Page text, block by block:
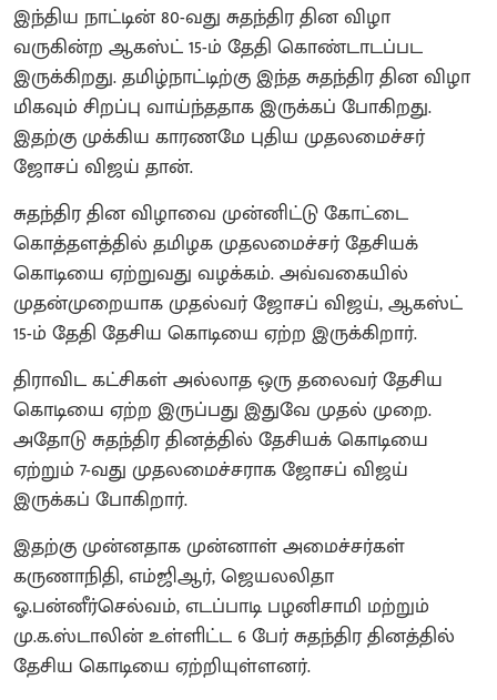
இந்திய நாட்டின் 80-வது சுதந்திர தின விழா
வருகின்ற ஆகஸ்ட் 15-ம் தேதி கொண்டாடப்பட
இருக்கிறது. தமிழ்நாட்டிற்கு இந்த சுதந்திர தின விழா
மிகவும் சிறப்பு வாய்ந்ததாக இருக்கப் போகிறது.
இதற்கு முக்கிய காரணமே புதிய முதலமைச்சர்
ஜோசப் விஜய் தான்.
சுதந்திர தின விழாவை முன்னிட்டு கோட்டை
கொத்தளத்தில் தமிழக முதலமைச்சர் தேசியக்
கொடியை ஏற்றுவது வழக்கம். அவ்வகையில்
முதன்முறையாக முதல்வர் ஜோசப் விஜய், ஆகஸ்ட்
15-ம் தேதி தேசிய கொடியை ஏற்ற இருக்கிறார்.
திராவிட கட்சிகள் அல்லாத ஒரு தலைவர் தேசிய
கொடியை ஏற்ற இருப்பது இதுவே முதல் முறை.
அதோடு சுதந்திர தினத்தில் தேசியக் கொடியை
ஏற்றும் 7-வது முதலமைச்சராக ஜோசப் விஜய்
இருக்கப் போகிறார்.
இதற்கு முன்னதாக முன்னாள் அமைச்சர்கள்
கருணாநிதி, எம்ஜிஆர், ஜெயலலிதா
ஓ.பன்னீர்செல்வம், எடப்பாடி பழனிசாமி மற்றும்
மு.க.ஸ்டாலின் உள்ளிட்ட 6 பேர் சுதந்திர தினத்தில்
தேசிய கொடியை ஏற்றியுள்ளனர்.